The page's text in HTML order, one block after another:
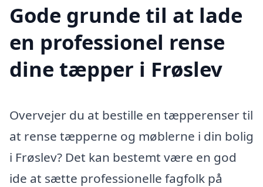
Gode grunde til at lade
en professionel rense
dine tæpper i Frøslev
Overvejer du at bestille en tæpperenser til
at rense tæpperne og møblerne i din bolig
i Frøslev? Det kan bestemt være en god
ide at sætte professionelle fagfolk på